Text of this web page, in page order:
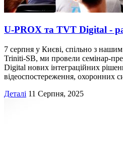
U-PROX та TVT Digital -
7 серпня у Києві, спільно з
Triniti-SB, ми провели семінар-
Digital нових інтеграційних
відеоспостереження, охоронних
Деталі 11 Серпня, 2025